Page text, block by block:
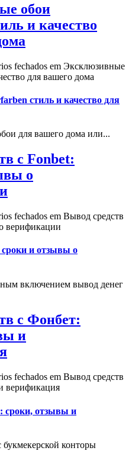
обои
и качество
fechados em Эксклюзивные
для вашего дома
стиль и качество для
для вашего дома или...
с Fonbet:
о
fechados em Вывод средств
верификации
сроки и отзывы о
включением вывод денег
с Фонбет:
и
fechados em Вывод средств
верификация
сроки, отзывы и
букмекерской конторы